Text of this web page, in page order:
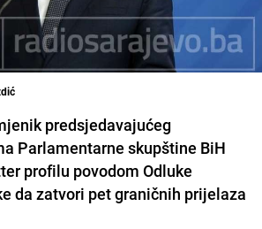
predsjedavajućeg
Parlamentarne skupštine BiH
profilu povodom Odluke
da zatvori pet graničnih prijelaza